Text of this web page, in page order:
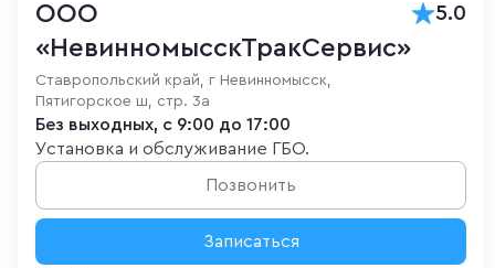
ООО
«НевинномысскТракСервис»
Ставропольский край, г Невинномысск,
Пятигорское ш, стр. 3а
5.0
Без выходных, с 9:00 до 17:00
Установка и обслуживание ГБО.
Позвонить
Записаться